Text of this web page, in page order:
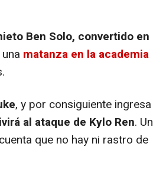
Ben Solo, convertido en
matanza en la academia
, y por consiguiente ingresa
al ataque de Kylo Ren. Un
que no hay ni rastro de